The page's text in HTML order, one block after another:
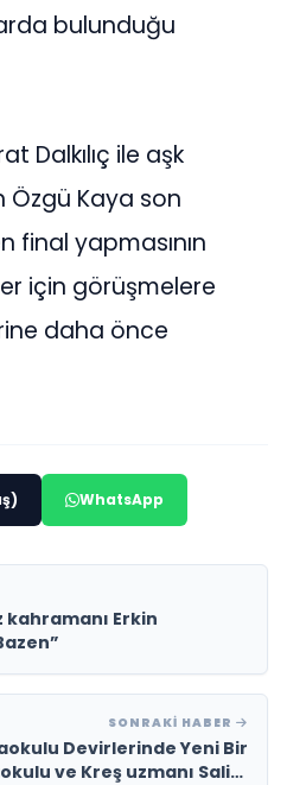
bulunduğu
Dalkılıç ile aşk
Özgü Kaya son
final yapmasının
için görüşmelere
daha önce
WhatsApp
Erkin
SONRAKI HABER
Devirlerinde Yeni Bir
ve Kreş uzmanı Salim